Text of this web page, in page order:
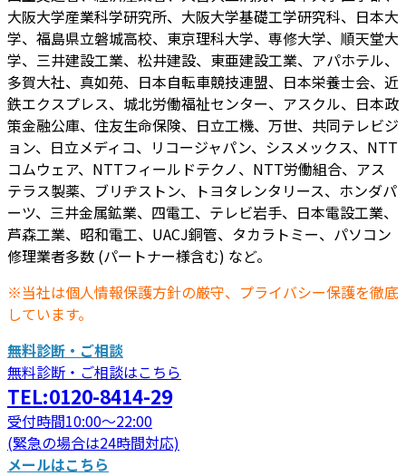
大阪大学産業科学研究所、大阪大学基礎工学研究科、日本大
学、福島県立磐城高校、東京理科大学、専修大学、順天堂大
学、三井建設工業、松井建設、東亜建設工業、アパホテル、
多賀大社、真如苑、日本自転車競技連盟、日本栄養士会、近
鉄エクスプレス、城北労働福祉センター、アスクル、日本政
策金融公庫、住友生命保険、日立工機、万世、共同テレビジ
ョン、日立メディコ、リコージャパン、シスメックス、NTT
コムウェア、NTTフィールドテクノ、NTT労働組合、アス
テラス製薬、ブリヂストン、トヨタレンタリース、ホンダパ
ーツ、三井金属鉱業、四電工、テレビ岩手、日本電設工業、
芦森工業、昭和電工、UACJ銅管、タカラトミー、パソコン
修理業者多数 (パートナー様含む) など。
※当社は個人情報保護方針の厳守、プライバシー保護を徹底
しています。
無料診断・ご相談
無料診断・ご相談はこちら
TEL:0120-8414-29
受付時間10:00～22:00
(緊急の場合は24時間対応)
メールはこちら